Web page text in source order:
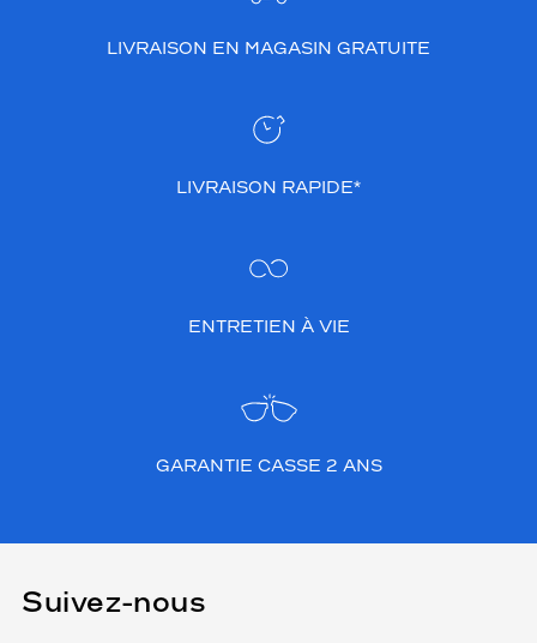
LIVRAISON EN MAGASIN GRATUITE
LIVRAISON RAPIDE*
ENTRETIEN À VIE
GARANTIE CASSE 2 ANS
Suivez-nous